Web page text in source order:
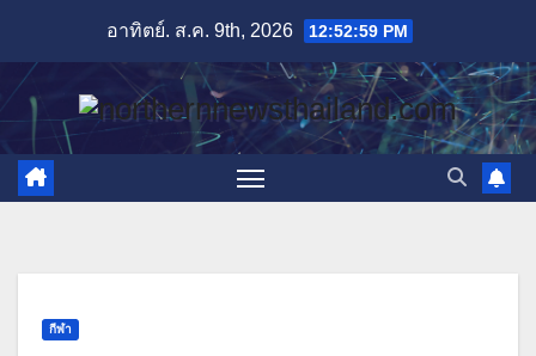
content
อาทิตย์. ส.ค. 9th, 2026 12:53:01 PM
กีฬา